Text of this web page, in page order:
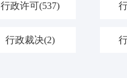
行政许可(537)
行政裁决(2)